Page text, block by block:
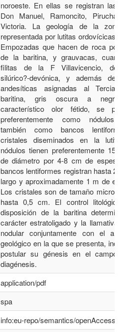
noroeste. En ellas se registran las
Don Manuel, Ramoncito,
Victoria. La geología de la
representada por lutitas ordovícicas
Empozadas que hacen de roca
de la baritina, y grauvacas,
filitas de la F Villavicencio, de
silúrico?-devónica, y además de
andesíticas asignadas al
baritina, gris oscura a
característico olor fétido, se
preferentemente como
también como bancos
cristales diseminados en la
nódulos tienen preferentemente 15-
de diámetro por 4-8 cm de
bancos lentiformes registran hasta
largo y aproximadamente 1 m de
Los cristales son de tamaño
hasta 0,5 cm. El control
disposición de la baritina
carácter estratoligado y la llamativa
nodular conjuntamente con el
geológico en la que se presenta,
postular su génesis en el campo
diagénesis.
application/pdf
spa
info:eu-repo/semantics/openAccess